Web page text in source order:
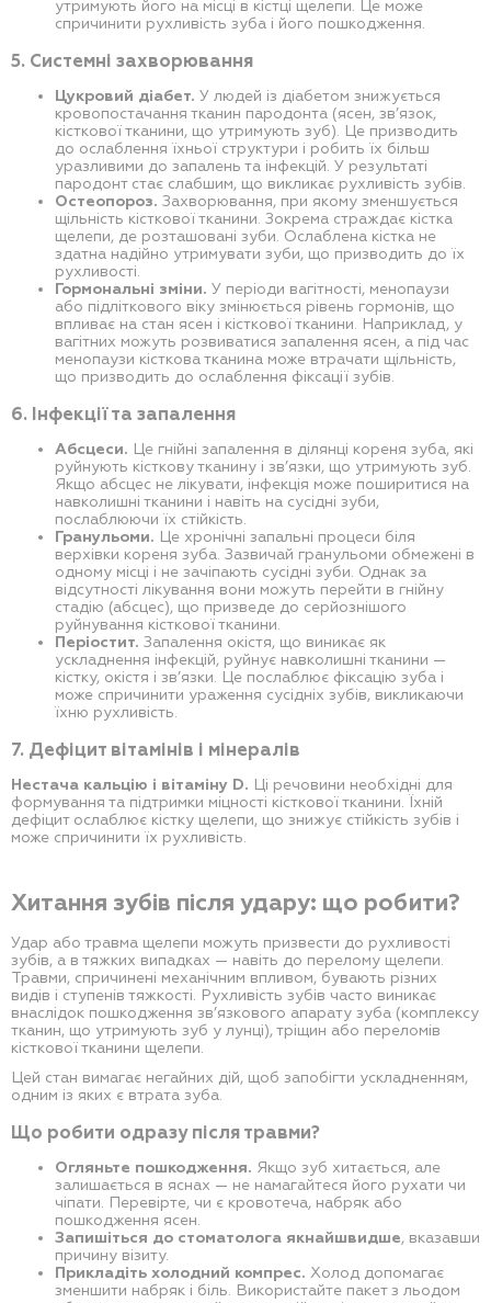
утримують його на місці в кістці щелепи. Це може
спричинити рухливість зуба і його пошкодження.
5. Системні захворювання
Цукровий діабет. У людей із діабетом знижується
кровопостачання тканин пародонта (ясен, зв’язок,
кісткової тканини, що утримують зуб). Це призводить
до ослаблення їхньої структури і робить їх більш
уразливими до запалень та інфекцій. У результаті
пародонт стає слабшим, що викликає рухливість зубів.
Остеопороз. Захворювання, при якому зменшується
щільність кісткової тканини. Зокрема страждає кістка
щелепи, де розташовані зуби. Ослаблена кістка не
здатна надійно утримувати зуби, що призводить до їх
рухливості.
Гормональні зміни. У періоди вагітності, менопаузи
або підліткового віку змінюється рівень гормонів, що
впливає на стан ясен і кісткової тканини. Наприклад, у
вагітних можуть розвиватися запалення ясен, а під час
менопаузи кісткова тканина може втрачати щільність,
що призводить до ослаблення фіксації зубів.
6. Інфекції та запалення
Абсцеси. Це гнійні запалення в ділянці кореня зуба, які
руйнують кісткову тканину і зв’язки, що утримують зуб.
Якщо абсцес не лікувати, інфекція може поширитися на
навколишні тканини і навіть на сусідні зуби,
послаблюючи їх стійкість.
Гранульоми. Це хронічні запальні процеси біля
верхівки кореня зуба. Зазвичай гранульоми обмежені в
одному місці і не зачіпають сусідні зуби. Однак за
відсутності лікування вони можуть перейти в гнійну
стадію (абсцес), що призведе до серйознішого
руйнування кісткової тканини.
Періостит. Запалення окістя, що виникає як
ускладнення інфекцій, руйнує навколишні тканини —
кістку, окістя і зв’язки. Це послаблює фіксацію зуба і
може спричинити ураження сусідніх зубів, викликаючи
їхню рухливість.
7. Дефіцит вітамінів і мінералів
Нестача кальцію і вітаміну D. Ці речовини необхідні для
формування та підтримки міцності кісткової тканини. Їхній
дефіцит ослаблює кістку щелепи, що знижує стійкість зубів і
може спричинити їх рухливість.
Хитання зубів після удару: що робити?
Удар або травма щелепи можуть призвести до рухливості
зубів, а в тяжких випадках — навіть до перелому щелепи.
Травми, спричинені механічним впливом, бувають різних
видів і ступенів тяжкості. Рухливість зубів часто виникає
внаслідок пошкодження зв’язкового апарату зуба (комплексу
тканин, що утримують зуб у лунці), тріщин або переломів
кісткової тканини щелепи.
Цей стан вимагає негайних дій, щоб запобігти ускладненням,
одним із яких є втрата зуба.
Що робити одразу після травми?
Огляньте пошкодження. Якщо зуб хитається, але
залишається в яснах — не намагайтеся його рухати чи
чіпати. Перевірте, чи є кровотеча, набряк або
пошкодження ясен.
Запишіться до стоматолога якнайшвидше, вказавши
причину візиту.
Прикладіть холодний компрес. Холод допомагає
зменшити набряк і біль. Використайте пакет з льодом